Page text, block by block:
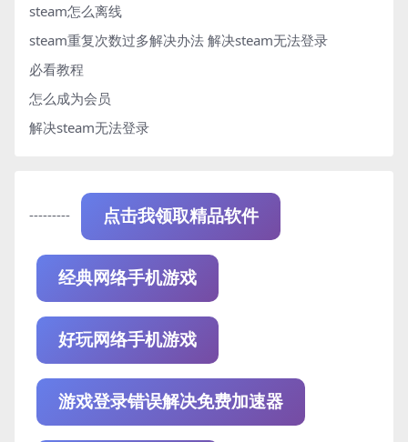
steam怎么离线
steam重复次数过多解决办法 解决steam无法登录
必看教程
怎么成为会员
解决steam无法登录
--------- 点击我领取精品软件
经典网络手机游戏
好玩网络手机游戏
游戏登录错误解决免费加速器